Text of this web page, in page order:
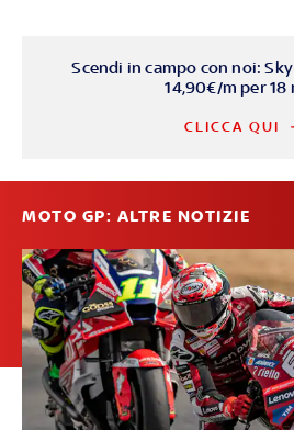
Scendi in campo con noi: Sky
14,90€/m per 18
CLICCA QUI
MOTO GP: ALTRE NOTIZIE